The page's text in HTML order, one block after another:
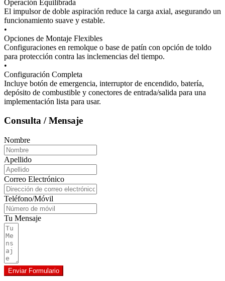
Operación Equilibrada
El impulsor de doble aspiración reduce la carga axial, asegurando un
funcionamiento suave y estable.
•
Opciones de Montaje Flexibles
Configuraciones en remolque o base de patín con opción de toldo
para protección contra las inclemencias del tiempo.
•
Configuración Completa
Incluye botón de emergencia, interruptor de encendido, batería,
depósito de combustible y conectores de entrada/salida para una
implementación lista para usar.
Consulta / Mensaje
Nombre
Apellido
Correo Electrónico
Teléfono/Móvil
Tu Mensaje
Enviar Formulario